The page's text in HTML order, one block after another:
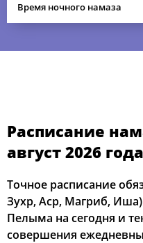
Время ночного намаза
Расписание
август 2026 года
Точное расписание
Зухр, Аср, Магриб,
Пелыма на сегодня и
совершения